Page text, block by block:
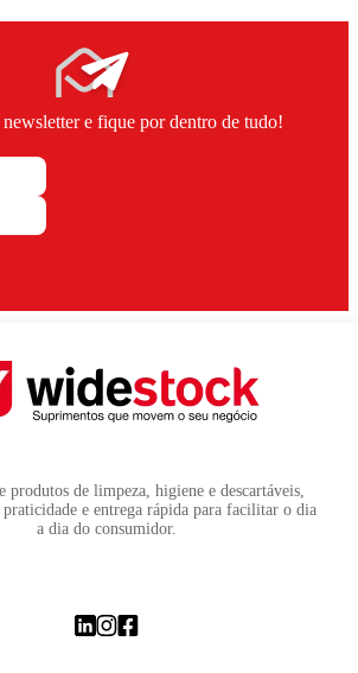
newsletter e fique por dentro de tudo!
produtos de limpeza, higiene e descartáveis,
e entrega rápida para facilitar o dia
a dia do consumidor.